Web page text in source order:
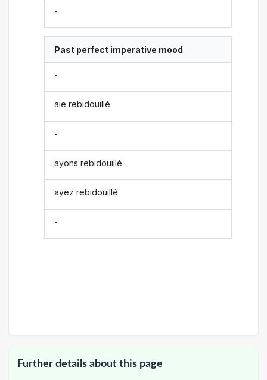
-
Past perfect imperative mood
-
aie rebidouillé
-
ayons rebidouillé
ayez rebidouillé
-
Further details about this page